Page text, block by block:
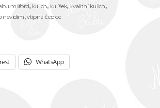
milford, kulich, kulíšek, kvalitní kulich,
nevidim,vtipná čepice
WhatsApp